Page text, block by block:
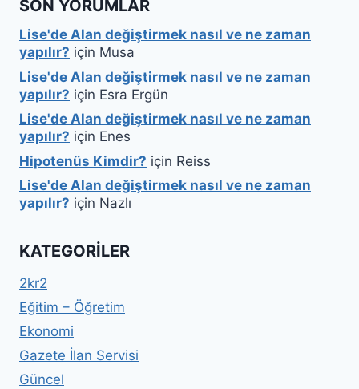
SON YORUMLAR
Lise'de Alan değiştirmek nasıl ve ne zaman
yapılır? için Musa
Lise'de Alan değiştirmek nasıl ve ne zaman
yapılır? için Esra Ergün
Lise'de Alan değiştirmek nasıl ve ne zaman
yapılır? için Enes
Hipotenüs Kimdir? için Reiss
Lise'de Alan değiştirmek nasıl ve ne zaman
yapılır? için Nazlı
KATEGORILER
2kr2
Eğitim – Öğretim
Ekonomi
Gazete İlan Servisi
Güncel